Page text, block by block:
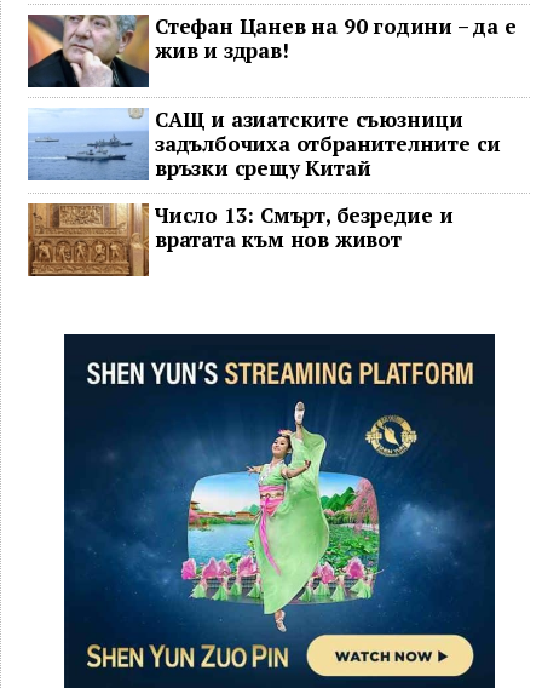
Стефан Цанев на 90 години – да е
жив и здрав!
САЩ и азиатските съюзници
задълбочиха отбранителните си
връзки срещу Китай
Число 13: Смърт, безредие и
вратата към нов живот